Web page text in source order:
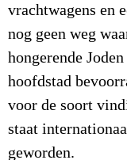
vrachtwagens en
nog geen weg
hongerende
hoofdstad
voor de soort
staat
geworden.